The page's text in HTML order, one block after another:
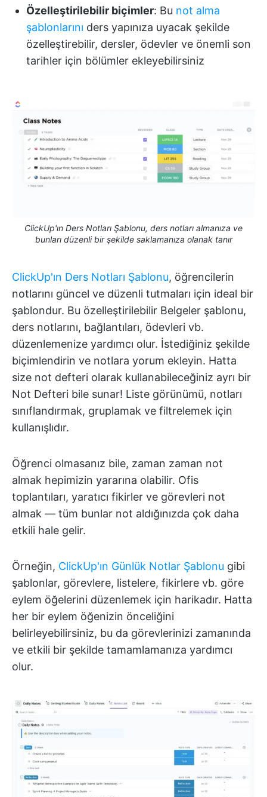
Özelleştirilebilir biçimler: Bu not alma
şablonlarını ders yapınıza uyacak şekilde
özelleştirebilir, dersler, ödevler ve önemli son
tarihler için bölümler ekleyebilirsiniz
ClickUp'ın Ders Notları Şablonu, ders notları almanıza ve
bunları düzenli bir şekilde saklamanıza olanak tanır
ClickUp'ın Ders Notları Şablonu, öğrencilerin
notlarını güncel ve düzenli tutmaları için ideal bir
şablondur. Bu özelleştirilebilir Belgeler şablonu,
ders notlarını, bağlantıları, ödevleri vb.
düzenlemenize yardımcı olur. İstediğiniz şekilde
biçimlendirin ve notlara yorum ekleyin. Hatta
size not defteri olarak kullanabileceğiniz ayrı bir
Not Defteri bile sunar! Liste görünümü, notları
sınıflandırmak, gruplamak ve filtrelemek için
kullanışlıdır.
Öğrenci olmasanız bile, zaman zaman not
almak hepimizin yararına olabilir. Ofis
toplantıları, yaratıcı fikirler ve görevleri not
almak — tüm bunlar not aldığınızda çok daha
etkili hale gelir.
Örneğin, ClickUp'ın Günlük Notlar Şablonu gibi
şablonlar, görevlere, listelere, fikirlere vb. göre
eylem öğelerini düzenlemek için harikadır. Hatta
her bir eylem öğenizin önceliğini
belirleyebilirsiniz, bu da görevlerinizi zamanında
ve etkili bir şekilde tamamlamanıza yardımcı
olur.